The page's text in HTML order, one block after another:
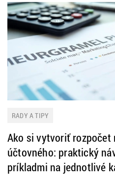
RADY A TIPY
Ako si vytvoriť rozpočet
účtovného: praktický
príkladmi na jednotlivé